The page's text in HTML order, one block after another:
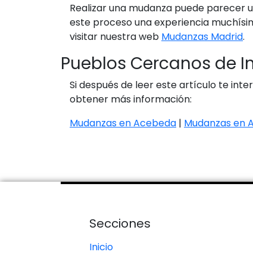
Realizar una mudanza puede parecer
este proceso una experiencia
visitar nuestra web Mudanzas Madrid.
Pueblos Cercanos de
Si después de leer este artículo te
obtener más información:
Mudanzas en Acebeda | Mudanzas en
Secciones
Inicio